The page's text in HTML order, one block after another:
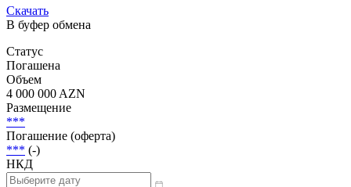
Скачать
В буфер обмена
Статус
Погашена
Объем
4 000 000 AZN
Размещение
***
Погашение (оферта)
*** (-)
НКД